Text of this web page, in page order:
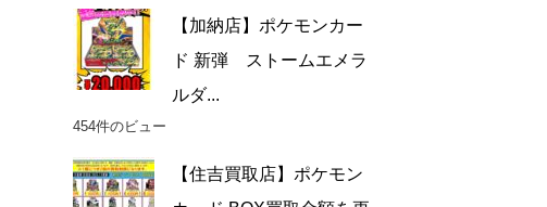
【加納店】ポケモンカー
ド 新弾 ストームエメラ
ルダ...
454件のビュー
【住吉買取店】ポケモン